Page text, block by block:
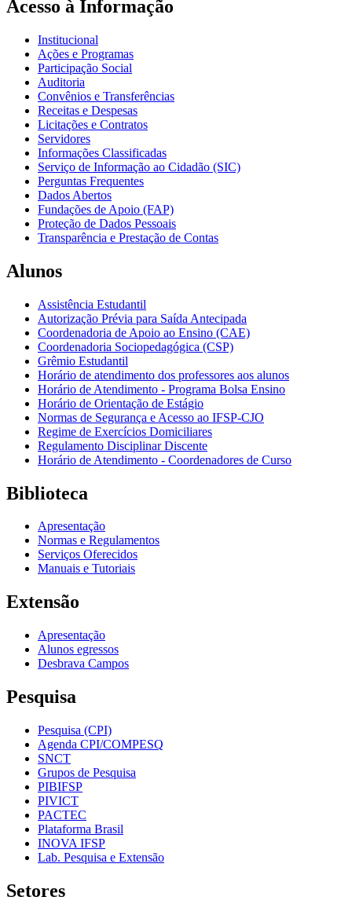
Acesso à Informação
Institucional
Ações e Programas
Participação Social
Auditoria
Convênios e Transferências
Receitas e Despesas
Licitações e Contratos
Servidores
Informações Classificadas
Serviço de Informação ao Cidadão (SIC)
Perguntas Frequentes
Dados Abertos
Fundações de Apoio (FAP)
Proteção de Dados Pessoais
Transparência e Prestação de Contas
Alunos
Assistência Estudantil
Autorização Prévia para Saída Antecipada
Coordenadoria de Apoio ao Ensino (CAE)
Coordenadoria Sociopedagógica (CSP)
Grêmio Estudantil
Horário de atendimento dos professores aos alunos
Horário de Atendimento - Programa Bolsa Ensino
Horário de Orientação de Estágio
Normas de Segurança e Acesso ao IFSP-CJO
Regime de Exercícios Domiciliares
Regulamento Disciplinar Discente
Horário de Atendimento - Coordenadores de Curso
Biblioteca
Apresentação
Normas e Regulamentos
Serviços Oferecidos
Manuais e Tutoriais
Extensão
Apresentação
Alunos egressos
Desbrava Campos
Pesquisa
Pesquisa (CPI)
Agenda CPI/COMPESQ
SNCT
Grupos de Pesquisa
PIBIFSP
PIVICT
PACTEC
Plataforma Brasil
INOVA IFSP
Lab. Pesquisa e Extensão
Setores